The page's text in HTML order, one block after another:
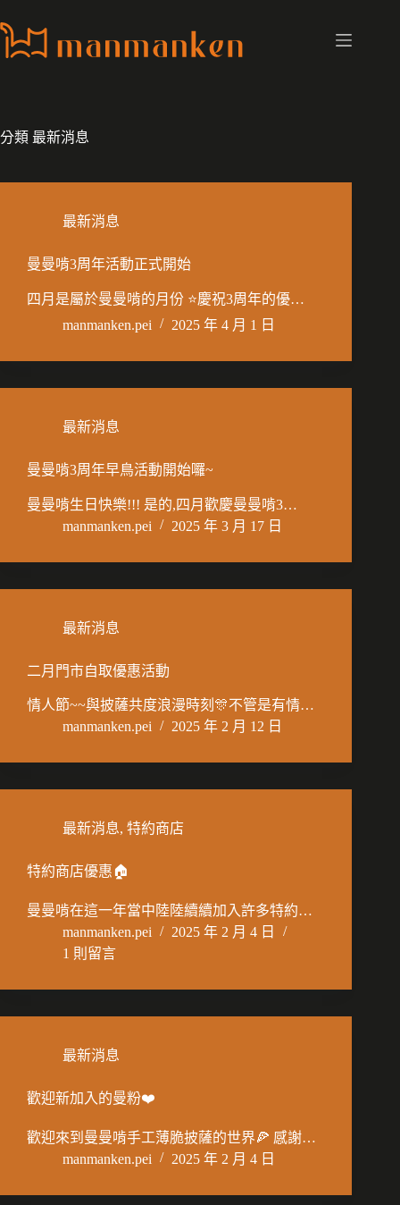
至
主
分類 最新消息
最新消息
曼曼啃3周年活動正式開始
四月是屬於曼曼啃的月份 ⭐慶祝3周年的優…
manmanken.pei
2025 年 4 月 1 日
最新消息
曼曼啃3周年早鳥活動開始囉~
曼曼啃生日快樂!!! 是的,四月歡慶曼曼啃3️…
manmanken.pei
2025 年 3 月 17 日
最新消息
二月門市自取優惠活動
情人節~~與披薩共度浪漫時刻🎊不管是有情…
manmanken.pei
2025 年 2 月 12 日
最新消息, 特約商店
特約商店優惠🏠
曼曼啃在這一年當中陸陸續續加入許多特約…
manmanken.pei
2025 年 2 月 4 日
1 則留言
最新消息
歡迎新加入的曼粉❤️
歡迎來到曼曼啃手工薄脆披薩的世界🍕 感謝…
manmanken.pei
2025 年 2 月 4 日